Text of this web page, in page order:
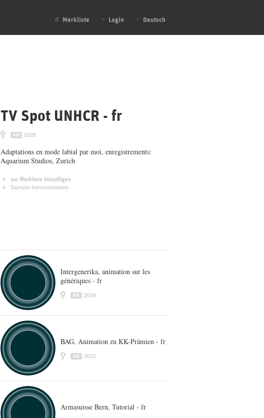
0 Merkliste Login Deutsch
TV Spot UNHCR - fr
FR 2020
Adaptations en mode labial par moi, enregistrements:
Aquarium Studios, Zurich
zur Merkliste hinzufügen
Sample herunterladen
Intergenerika, animation sur les
génériques - fr
FR 2024
BAG, Animation zu KK-Prämien - fr
FR 2022
Armasuisse Bern, Tutorial - fr